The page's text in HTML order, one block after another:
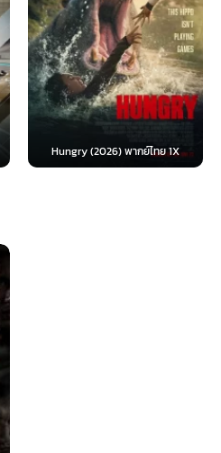
Hungry (2026) พากย์ไทย 1X